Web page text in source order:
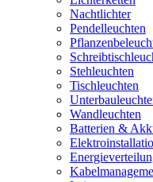
Nachtlichter
Pendelleuchten
Stehleuchten
Tischleuchten
Wandleuchten
Batterien &